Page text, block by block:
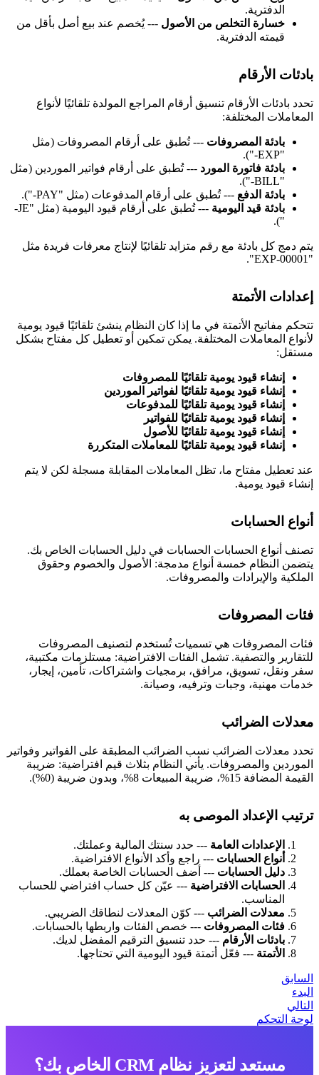
الدفترية.
خسارة التخلص من الأصول--- يُخصم عند بيع أصل بأقل من
قيمته الدفترية.
الأرقام
بادئات الأرقام تنسيق أرقام المراجع المولدة تلقائيًا لأنواع
المختلفة:
بادئة المصروفات--- تُطبق على أرقام المصروفات (مثل
بادئة فاتورة المورد --- تُطبق على أرقام فواتير الموردين (مثل
بادئة الدفع--- تُطبق على أرقام المدفوعات (مثل "PAY-").
بادئة قيد اليومية
--- تُطبق على أرقام قيود اليومية (مثل "JE-
").
دمج كل بادئة مع رقم متزايد تلقائيًا لإنتاج معرفات فريدة مثل
الأتمتة
مفاتيح الأتمتة في ما إذا كان النظام ينشئ تلقائيًا قيود يومية
المعاملات المختلفة. يمكن تمكين أو تعطيل كل مفتاح بشكل
إنشاء قيود يومية تلقائيًا للمصروفات
إنشاء قيود يومية تلقائيًا لفواتير الموردين
إنشاء قيود يومية تلقائيًا للمدفوعات
إنشاء قيود يومية تلقائيًا للفواتير
إنشاء قيود يومية تلقائيًا للأصول
إنشاء قيود يومية تلقائيًا للمعاملات المتكررة
تعطيل مفتاح ما، تظل المعاملات المقابلة مسجلة لكن لا يتم
قيود يومية.
الحسابات
أنواع الحسابات الحسابات في دليل الحسابات الخاص بك.
النظام خمسة أنواع مدمجة: الأصول والخصوم وحقوق
والإيرادات والمصروفات.
المصروفات
المصروفات هي تسميات تُستخدم لتصنيف المصروفات
والتصفية. تشمل الفئات الافتراضية: مستلزمات مكتبية،
ونقل، تسويق، مرافق، برمجيات واشتراكات، تأمين، إيجار،
مهنية، وجبات وترفيه، وصيانة.
الضرائب
معدلات الضرائب نسب الضرائب المطبقة على الفواتير وفواتير
والمصروفات. يأتي النظام بثلاث قيم افتراضية: ضريبة
المضافة 15%، ضريبة المبيعات 8%، وبدون ضريبة (0%).
الإعداد الموصى به
الإعدادات العامة--- حدد سنتك المالية وعملتك.
أنواع الحسابات--- راجع وأكد الأنواع الافتراضية.
دليل الحسابات--- أضف الحسابات الخاصة بعملك.
الحسابات الافتراضية--- عيّن كل حساب افتراضي للحساب
المناسب.
معدلات الضرائب--- كوّن المعدلات لنطاقك الضريبي.
فئات المصروفات--- خصص الفئات واربطها بالحسابات.
بادئات الأرقام--- حدد تنسيق الترقيم المفضل لديك.
الأتمتة--- فعّل أتمتة قيود اليومية التي تحتاجها.
التحكم
مستعد لتعزيز نظام CRM الخاص بك؟